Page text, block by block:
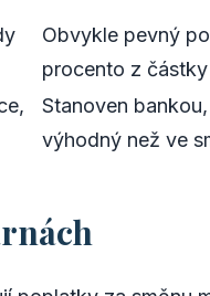
Obvykle pevný
procento z částky
Stanoven
výhodný než ve